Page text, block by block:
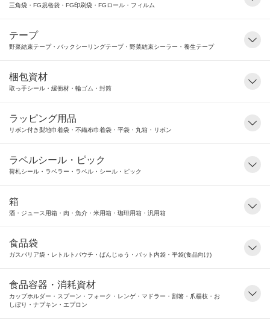
三角袋・FG規格袋・FG印刷袋・FGロール・フィルム
テープ
野菜結束テープ・バックシーリングテープ・野菜結束シーラー・養生テープ
梱包資材
取っ手シール・緩衝材・輪ゴム・封筒
ラッピング用品
リボン付き梨地巾着袋・不織布巾着袋・平袋・丸箱・リボン
ラベルシール・ピック
荷札シール・ラベラー・ラベル・シール・ピック
箱
酒・ジュース用箱・肉・魚介・米用箱・珈琲用箱・汎用箱
食品袋
ガスバリア袋・レトルトパウチ・ばんじゅう・バット内袋・平袋(食品向け)
食品容器・消耗資材
カップホルダー・スプーン・フォーク・レンゲ・マドラー・割箸・爪楊枝・お
しぼり・ナプキン・エプロン